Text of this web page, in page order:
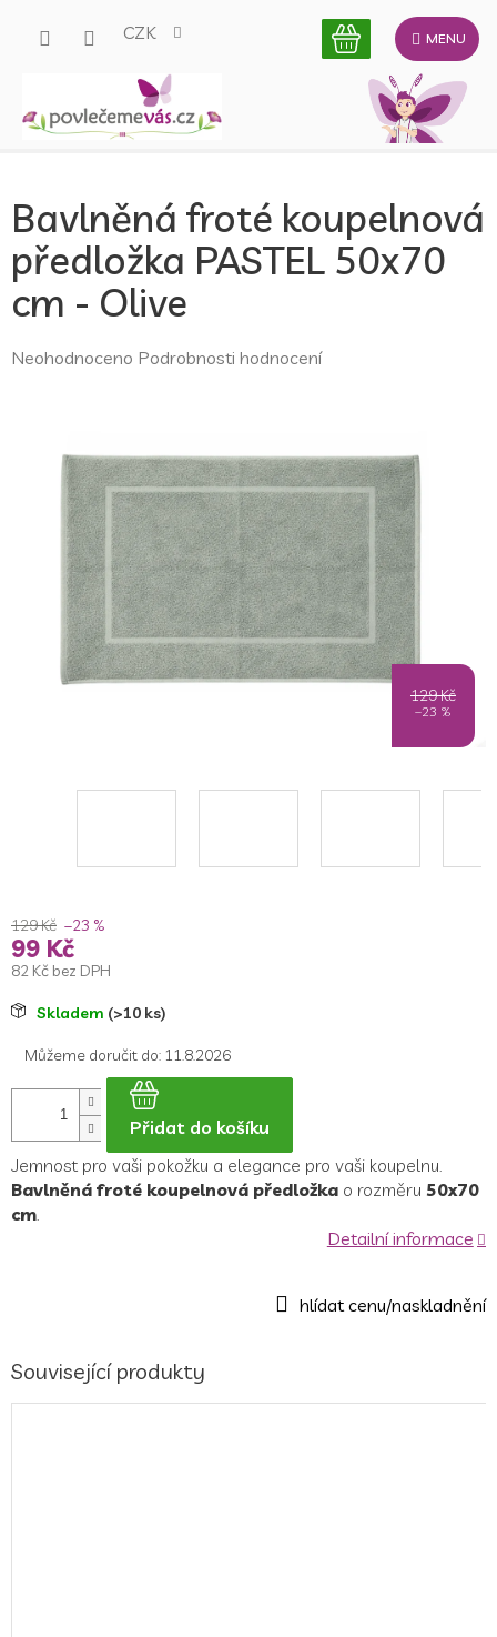
CZK
Bavlněná froté koupelnová
předložka PASTEL 50x70
cm - Olive
Průměrné
hvězdiček.
Neohodnoceno Podrobnosti hodnocení
129 Kč
–23 %
129 Kč –23 %
99 Kč
82 Kč bez DPH
MěrnáSkladem (>10 ks)
Můžeme doručit do: 11.8.2026
Přidat do košíku
Jemnost pro vaši pokožku a elegance pro vaši koupelnu.
Bavlněná froté koupelnová předložka o rozměru 50x70
cm
Detailní informace
Související produkty